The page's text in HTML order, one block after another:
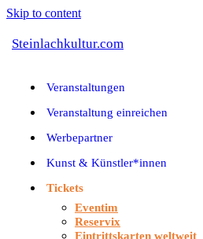
Skip to content
Steinlachkultur.com
Veranstaltungen
Veranstaltung einreichen
Werbepartner
Kunst & Künstler*innen
Tickets
Eventim
Reservix
Eintrittskarten weltweit